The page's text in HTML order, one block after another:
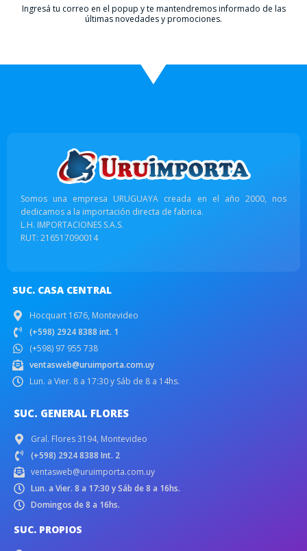
Ingresá tu correo en el popup y te mantendremos informado de las
últimas novedades y promociones.
Somos una empresa URUGUAYA creada en el año 2000, nos
dedicamos a la importación directa de fabrica.
L.H. IMPORTACIONES S.A.S.
RUT: 216517090014
SUC. CASA CENTRAL
Hocquart 1676, Montevideo
(+598) 2924 8388 int. 1
(+598) 97 955 738
ventasweb@uruimporta.com.uy
Lun. a Vier. 8 a 17:30 y Sáb de 8 a 14hs.
SUC. GENERAL FLORES
Gral. Flores 3194, Montevideo
(+598) 2924 8388 Int. 2
ventasweb@uruimporta.com.uy
Lun. a Vier. 8 a 17:30 y Sáb de 8 a 16hs.
Domingos de 8 a 16hs.
SUC. PROPIOS